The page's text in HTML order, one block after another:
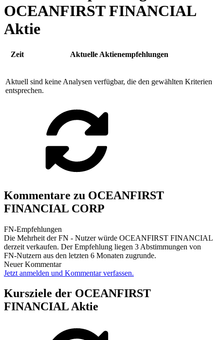
OCEANFIRST FINANCIAL
Aktie
Zeit Aktuelle Aktienempfehlungen
Aktuell sind keine Analysen verfügbar, die den gewählten Kriterien
entsprechen.
Kommentare zu OCEANFIRST
FINANCIAL CORP
FN-Empfehlungen
Die Mehrheit der FN - Nutzer würde OCEANFIRST FINANCIAL
derzeit verkaufen. Der Empfehlung liegen 3 Abstimmungen von
FN-Nutzern aus den letzten 6 Monaten zugrunde.
Neuer Kommentar
Jetzt anmelden und Kommentar verfassen.
Kursziele der OCEANFIRST
FINANCIAL Aktie